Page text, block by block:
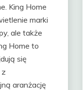
King Home
marki
ale także
Home to
się
aranżację